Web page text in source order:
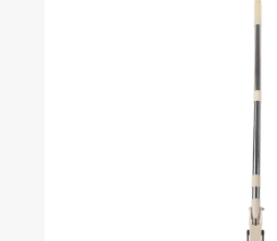
業務用・産業用の丈夫な